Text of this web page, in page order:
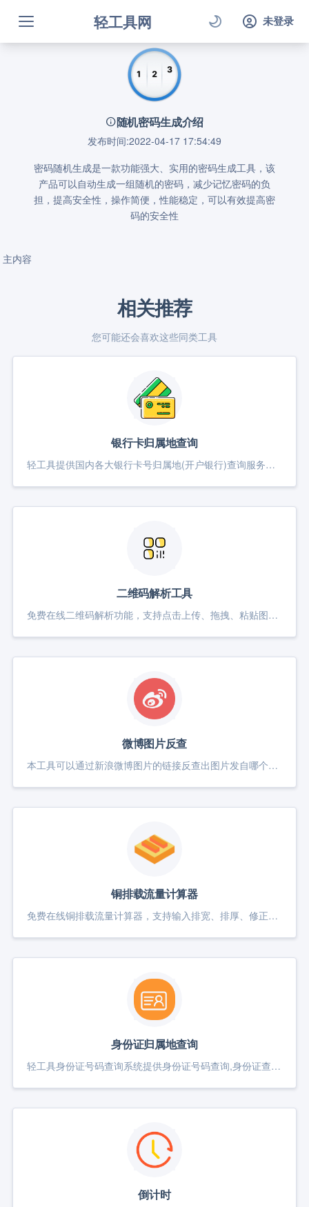
轻工具网 未登录
随机密码生成介绍
发布时间:2022-04-17 17:54:49
密码随机生成是一款功能强大、实用的密码生成工具，该
产品可以自动生成一组随机的密码，减少记忆密码的负
担，提高安全性，操作简便，性能稳定，可以有效提高密
码的安全性
主内容
相关推荐
您可能还会喜欢这些同类工具
银行卡归属地查询
轻工具提供国内各大银行卡号归属地(开户银行)查询服务、真假银行卡号校验识别、以及中国境内银行营业网点查询,银联ATM网点分布！目前完全支持 中国工商银行、中国建设银行、中国农业银行、中国银行、中国邮政储蓄银行、中国交通银行、招商银行、光大银行、广发银行、中信银行、兴业银行、上海浦东发展银行、民生银行、华夏银行 银行卡 所在城市归属地查询,在线验证国内银行卡真假
二维码解析工具
免费在线二维码解析功能，支持点击上传、拖拽、粘贴图片或Base64二维码，支持摄像头实时扫码与批量多图识别，方便快速获取二维码内容。
微博图片反查
本工具可以通过新浪微博图片的链接反查出图片发自哪个微博，只要你的图片来自微博图床，就算没有水印也能找出是谁发的图，仅支持新浪微博域名为 sinaimg.cn 的图片链接查询
铜排载流量计算器
免费在线铜排载流量计算器，支持输入排宽、排厚、修正值快速计算铜排载流量（A）与截面积（mm²）。同时提供铜排载流量表，涵盖常见尺寸的载流量数据，适用于电工、铜排选型、开关柜设计等场景。
身份证归属地查询
轻工具身份证号码查询系统提供身份证号码查询,身份证查询系统,身份证号码和姓名,居民身份证号码大全,验证身份证真实性和照片对比。
倒计时